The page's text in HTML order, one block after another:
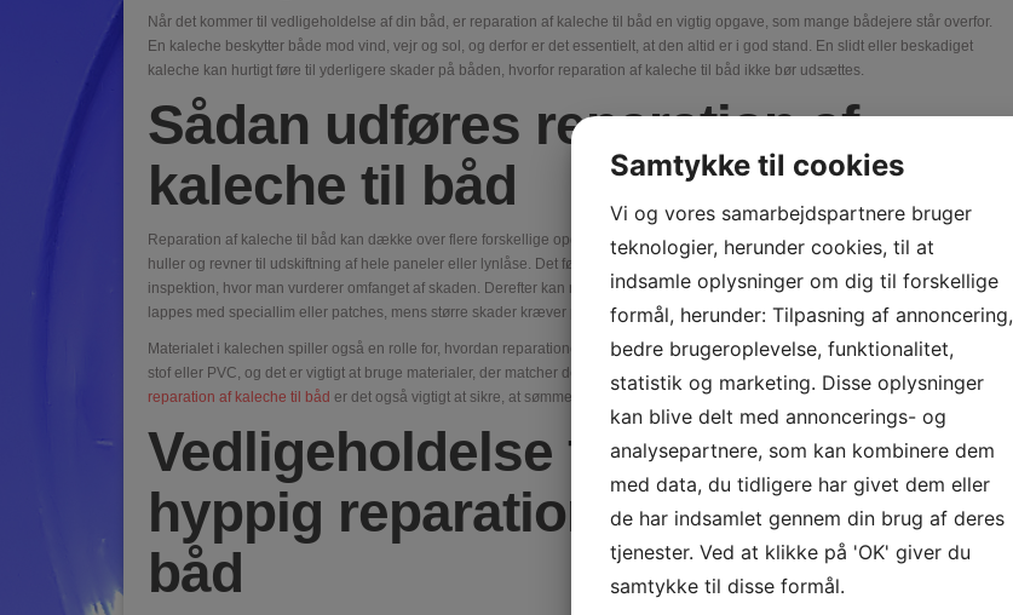
Når det kommer til vedligeholdelse af din båd, er reparation af kaleche til båd en vigtig opgave, som mange bådejere står overfor.
En kaleche beskytter både mod vind, vejr og sol, og derfor er det essentielt, at den altid er i god stand. En slidt eller beskadiget
kaleche kan hurtigt føre til yderligere skader på båden, hvorfor reparation af kaleche til båd ikke bør udsættes.
Sådan udføres reparation af
kaleche til båd
Reparation af kaleche til båd kan dække over flere forskellige opgaver, alt efter hvilken type skade der er. Det kan være alt fra små
huller og revner til udskiftning af hele paneler eller lynlåse. Det første skridt i reparation af kaleche til båd er altid en grundig
inspektion, hvor man vurderer omfanget af skaden. Derefter kan man vælge den rette metode til reparation. Mindre revner kan ofte
lappes med speciallim eller patches, mens større skader kræver professionel hjælp.
Materialet i kalechen spiller også en rolle for, hvordan reparationen udføres. De fleste kalecher er lavet af kraftigt vandafvisende
stof eller PVC, og det er vigtigt at bruge materialer, der matcher det oprindelige stof for at sikre holdbarhed og vandtæthed. Ved
reparation af kaleche til båd er det også vigtigt at sikre, at sømmene forbliver tætte, da det ellers kan føre til vandindtrængen.
Vedligeholdelse for at undgå
hyppig reparation af kaleche til
båd
Samtykke til cookies
Vi og vores samarbejdspartnere bruger
teknologier, herunder cookies, til at
indsamle oplysninger om dig til forskellige
formål, herunder: Tilpasning af annoncering,
bedre brugeroplevelse, funktionalitet,
statistik og marketing. Disse oplysninger
kan blive delt med annoncerings- og
analysepartnere, som kan kombinere dem
med data, du tidligere har givet dem eller
de har indsamlet gennem din brug af deres
tjenester. Ved at klikke på 'OK' giver du
samtykke til disse formål.